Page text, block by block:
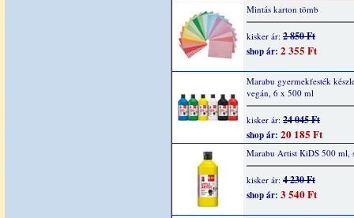
Mintás karton tömb
kisker ár: 2 850 Ft
shop ár: 2 355 Ft
Marabu gyermekfesték
vegán, 6 x 500 ml
kisker ár: 24 045 Ft
shop ár: 20 185 Ft
Marabu Artist KiDS 500 ml,
kisker ár: 4 230 Ft
shop ár: 3 540 Ft